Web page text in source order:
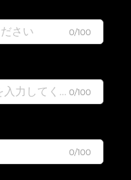
0/100
0/100
0/100